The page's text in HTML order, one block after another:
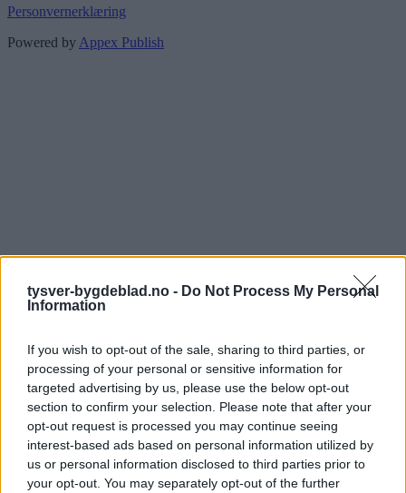
tysver-bygdeblad.no - Do Not Process My Personal
Information
If you wish to opt-out of the sale, sharing to third parties, or
processing of your personal or sensitive information for
targeted advertising by us, please use the below opt-out
section to confirm your selection. Please note that after your
opt-out request is processed you may continue seeing
interest-based ads based on personal information utilized by
us or personal information disclosed to third parties prior to
your opt-out. You may separately opt-out of the further
Personvernerklæring
Powered byAppex Publish